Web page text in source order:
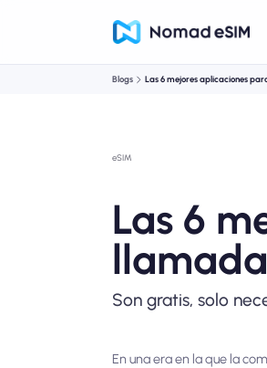
Blogs Las 6 mejores aplicaciones
eSIM
Las 6
Son gratis, solo
En una era en la que la